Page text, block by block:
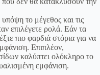
το μέγεθος και τις
επιλέγετε ρολά. Εάν τα
πιο φαρδιά στόρια για να
Επιπλέον,
καλύπτει ολόκληρο το
εμφάνιση.